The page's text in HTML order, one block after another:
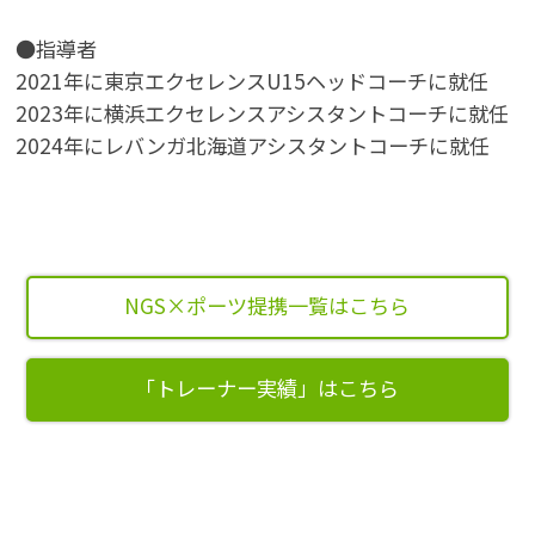
●指導者
2021年に東京エクセレンスU15ヘッドコーチに就任
2023年に横浜エクセレンスアシスタントコーチに就任
2024年にレバンガ北海道アシスタントコーチに就任
NGS×ポーツ提携一覧はこちら
「トレーナー実績」はこちら